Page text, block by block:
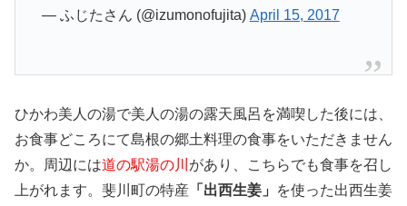
— ふじたさん (@izumonofujita) April 15, 2017
ひかわ美人の湯で美人の湯の露天風呂を満喫した後には、
お食事どころにて島根の郷土料理の食事をいただきません
か。周辺には道の駅湯の川 があり、こちらでも食事を召し
上がれます。斐川町の特産 「出西生姜」
を使った出西生姜